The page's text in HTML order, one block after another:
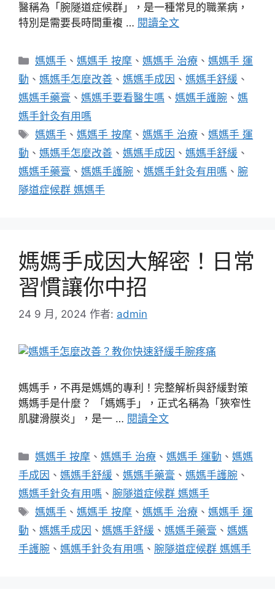
醫稱為「腕隧道症候群」，是一種常見的職業病，
特別是需要長時間重複 … 閱讀全文
分
類
媽媽手 、媽媽手 按摩 、媽媽手 治療 、媽媽手 運
動 、 媽媽手怎麼改善 、 媽媽手成因 、 媽媽手舒緩 、
媽媽手藥膏 、 媽媽手要看醫生嗎 、 媽媽手護腕 、 媽
媽手針灸有用嗎
標
籤
媽媽手 、媽媽手 按摩 、媽媽手 治療 、媽媽手 運
動 、 媽媽手怎麼改善 、 媽媽手成因 、 媽媽手舒緩 、
媽媽手藥膏 、 媽媽手護腕 、 媽媽手針灸有用嗎 、 腕
隧道症候群 媽媽手
媽媽手成因大解密！日常
習慣讓你中招
24 9 月, 2024 作者: admin
媽媽手，不再是媽媽的專利！完整解析與舒緩對策
媽媽手是什麼？ 「媽媽手」，正式名稱為「狹窄性
肌腱滑膜炎」，是一 … 閱讀全文
分
類
媽媽手 按摩 、媽媽手 治療 、媽媽手 運動 、媽媽
手成因 、 媽媽手舒緩 、 媽媽手藥膏 、 媽媽手護腕 、
媽媽手針灸有用嗎 、 腕隧道症候群 媽媽手
標
籤
媽媽手 、媽媽手 按摩 、媽媽手 治療 、媽媽手 運
動 、 媽媽手成因 、 媽媽手舒緩 、 媽媽手藥膏 、 媽媽
手護腕 、 媽媽手針灸有用嗎 、 腕隧道症候群 媽媽手